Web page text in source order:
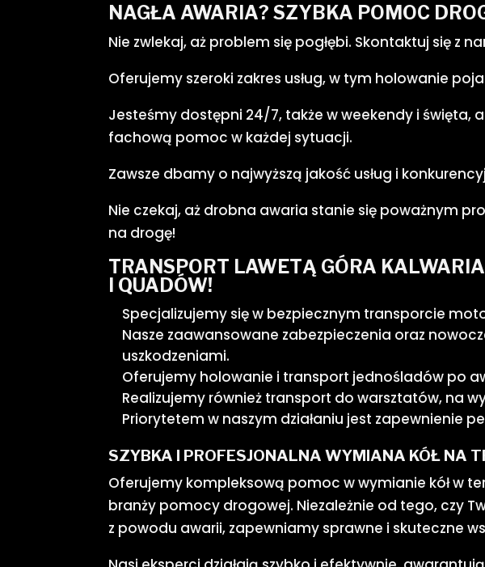
NAGŁA AWARIA? SZYBKA POMOC
Nie zwlekaj, aż problem się pogłębi. Skontaktuj się z
Oferujemy szeroki zakres usług, w tym holowanie
Jesteśmy dostępni 24/7, także w weekendy i
fachową pomoc w każdej sytuacji.
Zawsze dbamy o najwyższą jakość usług i
Nie czekaj, aż drobna awaria stanie się poważnym
na drogę!
TRANSPORT LAWETĄ GÓRA
I QUADÓW!
Specjalizujemy się w bezpiecznym transporcie
Nasze zaawansowane zabezpieczenia oraz
uszkodzeniami.
Oferujemy holowanie i transport jednośladów po
Realizujemy również transport do warsztatów, na
Priorytetem w naszym działaniu jest zapewnienie
SZYBKA I PROFESJONALNA WYMIANA KÓŁ NA
Oferujemy kompleksową pomoc w wymianie kół w
branży pomocy drogowej. Niezależnie od tego, czy
z powodu awarii, zapewniamy sprawne i skuteczne